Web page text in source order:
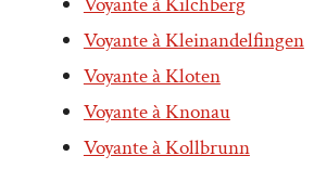
Voyante à Kleinandelfingen
Voyante à Kloten
Voyante à Knonau
Voyante à Kollbrunn